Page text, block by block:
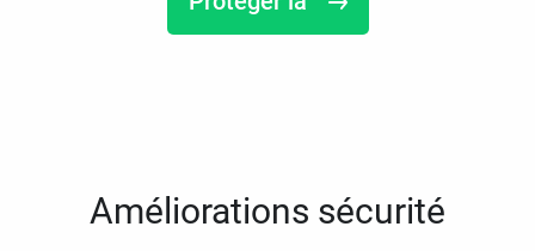
Améliorations sécurité